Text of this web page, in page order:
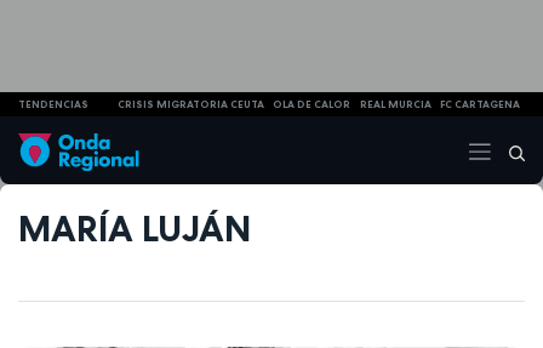
TENDENCIAS CRISIS MIGRATORIA CEUTA OLA DE CALOR REAL MURCIA FC CARTAGENA
MARÍA LUJÁN